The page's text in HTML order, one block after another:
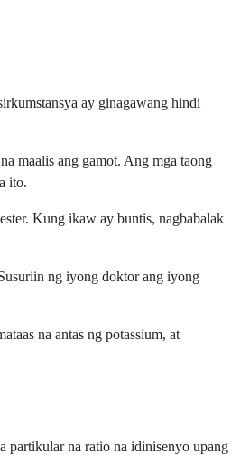
ay ginagawang hindi
maalis ang gamot. Ang mga taong
ito.
Kung ikaw ay buntis, nagbabalak
ng iyong doktor ang iyong
na antas ng potassium, at
partikular na ratio na idinisenyo upang